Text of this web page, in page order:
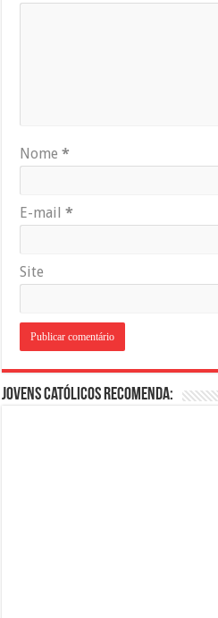
Nome*
E-mail*
Site
Jovens Católicos Recomenda: